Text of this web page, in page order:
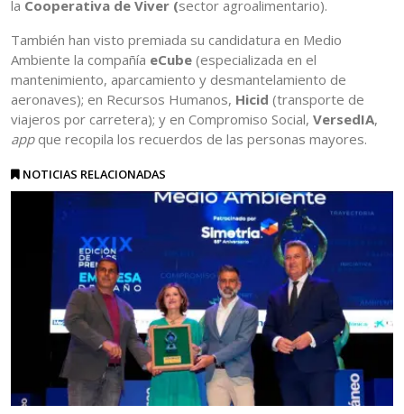
la Cooperativa de Viver (sector agroalimentario).
También han visto premiada su candidatura en Medio
Ambiente la compañía eCube (especializada en el
mantenimiento, aparcamiento y desmantelamiento de
aeronaves); en Recursos Humanos, Hicid (transporte de
viajeros por carretera); y en Compromiso Social, VersedIA,
appque recopila los recuerdos de las personas mayores.
NOTICIAS RELACIONADAS